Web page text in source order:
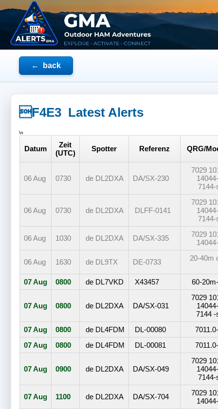
← back
Latest Alerts
\n
Datum
Zeit
(UTC)
Spotter Referenz QRG/
06 Aug 0730 de DL2DXA DA/SX-230
7029
7144-
06 Aug 0730 de DL2DXA DLFF-0141
7029
7144-
06 Aug 1030 de DL2DXA DA/SX-335
7029
06 Aug 1630 de DL9TX DE-0733 20-40m
07 Aug 0800 de DL7VKD X43457 60-
07 Aug 0800 de DL2DXA DA/SX-031
7029
7144 -
07 Aug
0800 de DL4FDM DL-00080
07 Aug
0800 de DL4FDM DL-00081
07 Aug 0900 de DL2DXA DA/SX-049
7029
7144-
07 Aug 1100 de DL2DXA DA/SX-704
7029